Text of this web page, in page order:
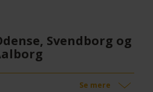
Svendborg og
Se mere